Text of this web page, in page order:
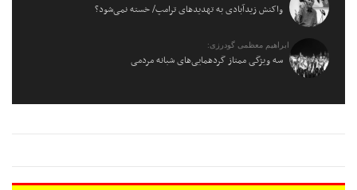
واکنش زیدآبادی به تهدیدهای ترامپ/ خسته نمی‌شود؟
ابراهیم معظمی گودرزی:
سه ویژگی ممتاز گردهمایی‌های شبانه مردمی